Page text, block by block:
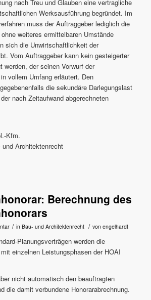
nach Treu und Glauben eine vertragliche
Werksausführung begründet. Im
muss der Auftraggeber lediglich die
weiteres ermittelbaren Umstände
sich die Unwirtschaftlichkeit der
Vom Auftraggeber kann kein gesteigerter
werden, der seinen Vorwurf der
vollem Umfang erläutert. Den
die sekundäre Darlegungslast
nach Zeitaufwand abgerechneten
Kfm.
Architektenrecht
Berechnung des
/ in Bau- und Architektenrecht / von engelhardt
Planungsverträgen werden die
einzelnen Leistungsphasen der HOAI
nicht automatisch den beauftragten
die damit verbundene Honorarabrechnung.